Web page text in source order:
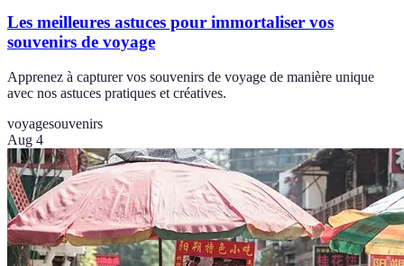
Les meilleures astuces pour immortaliser vos
souvenirs de voyage
Apprenez à capturer vos souvenirs de voyage de manière unique
avec nos astuces pratiques et créatives.
voyagesouvenirs
Aug 4